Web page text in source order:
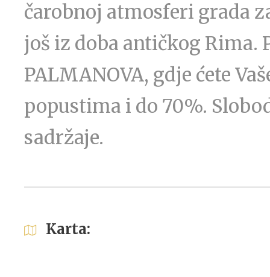
čarobnoj atmosferi grada
još iz doba antičkog Rima.
PALMANOVA, gdje ćete
popustima i do 70%.
sadržaje.
Karta: